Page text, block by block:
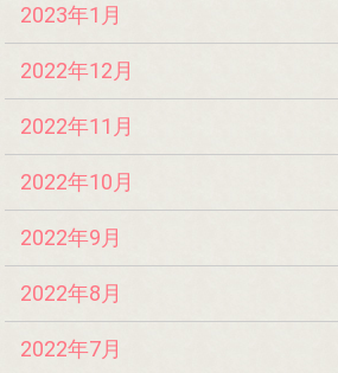
2023年1月
2022年12月
2022年11月
2022年10月
2022年9月
2022年8月
2022年7月